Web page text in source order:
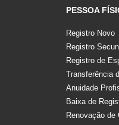
PESSOA
Registro Novo
Registro
Registro de
Transferência
Anuidade
Baixa de
Renovação de